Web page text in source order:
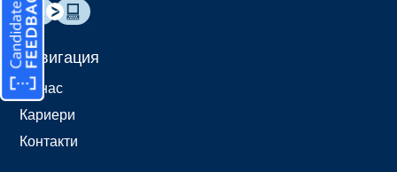
Навигация
За нас
Кариери
Контакти